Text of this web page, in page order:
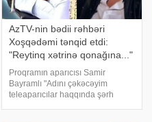
AzTV-nin bədii rəhbəri
Xoşqədəmi tənqid etdi:
"Reytinq xətrinə qonağına..."
Proqramın aparıcısı Samir
Bayramlı "Adını çəkəcəyim
teleaparıcılar haqqında şərh